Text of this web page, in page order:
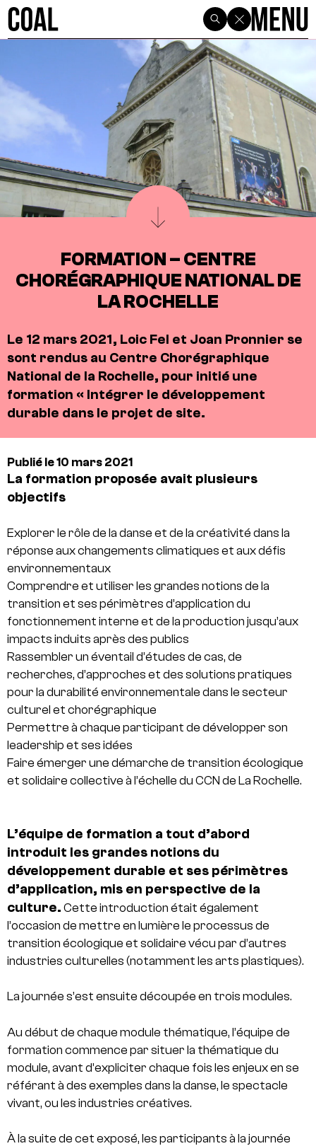
FORMATION – CENTRE
CHORÉGRAPHIQUE NATIONAL DE
LA ROCHELLE
Le 12 mars 2021, Loic Fel et Joan Pronnier se
sont rendus au Centre Chorégraphique
National de la Rochelle, pour initié une
formation « Intégrer le développement
durable dans le projet de site.
Publié le 10 mars 2021
La formation proposée avait plusieurs
objectifs
Explorer le rôle de la danse et de la créativité dans la
réponse aux changements climatiques et aux défis
environnementaux
Comprendre et utiliser les grandes notions de la
transition et ses périmètres d’application du
fonctionnement interne et de la production jusqu’aux
impacts induits après des publics
Rassembler un éventail d’études de cas, de
recherches, d’approches et des solutions pratiques
pour la durabilité environnementale dans le secteur
culturel et chorégraphique
Permettre à chaque participant de développer son
leadership et ses idées
Faire émerger une démarche de transition écologique
et solidaire collective à l’échelle du CCN de La Rochelle.
L’équipe de formation a tout d’abord
introduit les grandes notions du
développement durable et ses périmètres
d’application, mis en perspective de la
culture. Cette introduction était également
l’occasion de mettre en lumière le processus de
transition écologique et solidaire vécu par d’autres
industries culturelles (notamment les arts plastiques).
La journée s’est ensuite découpée en trois modules.
Au début de chaque module thématique, l’équipe de
formation commence par situer la thématique du
module, avant d’expliciter chaque fois les enjeux en se
référant à des exemples dans la danse, le spectacle
vivant, ou les industries créatives.
À la suite de cet exposé, les participants à la journée